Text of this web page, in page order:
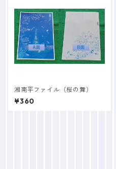
湘南平ファイル（桜の舞）
¥360